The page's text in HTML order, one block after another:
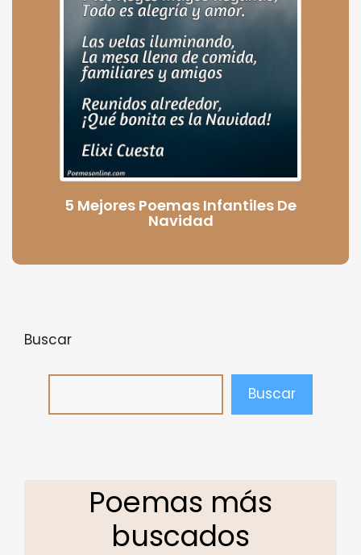
5 Mejores Poemas Infantiles De
Navidad
Buscar
Buscar
Poemas más
buscados